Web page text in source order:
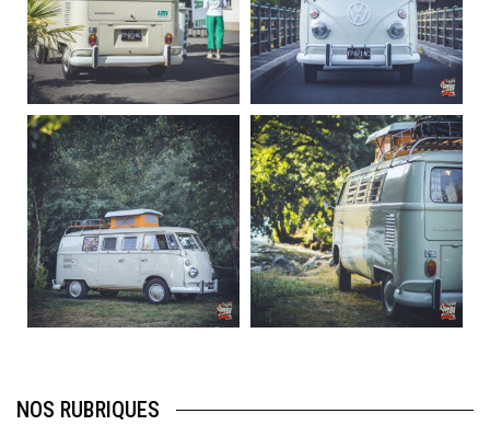
Sep 10
220
4
Août 10
177
0
becombi
Août 10
120
0
becombi
Août 10
108
0
NOS RUBRIQUES